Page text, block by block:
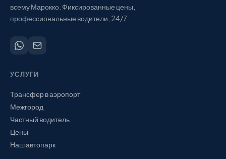
всему Марокко. Фиксированные цены,
профессиональные водители, 24/7.
УСЛУГИ
Трансфер в аэропорт
Межгород
Частный водитель
Цены
Наш автопарк